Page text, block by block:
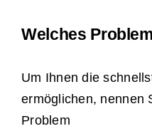
Welches
Um Ihnen die
ermöglichen, nennen
Problem